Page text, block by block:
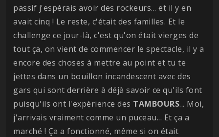
passif j'espérais avoir des rockeurs... et il y en
avait cinq ! Le reste, c'était des familles. Et le
challenge ce jour-là, c'est qu'on était vierges de
tout ça, on vient de commencer le spectacle, il y a
encore des choses à mettre au point et tu te
jettes dans un bouillon incandescent avec des
gars qui sont derrière à déjà savoir ce qu'ils font
puisqu'ils ont l'expérience des TAMBOURS... Moi,
j'arrivais vraiment comme un puceau... Et ça a
marché ! Ça a fonctionné, même si on était